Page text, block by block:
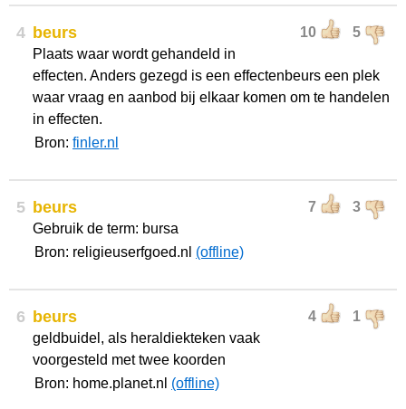
4 10 5
beurs
Plaats waar wordt gehandeld in
effecten. Anders gezegd is een effectenbeurs een plek
waar vraag en aanbod bij elkaar komen om te handelen
in effecten.
Bron: finler.nl
5 7 3
beurs
Gebruik de term: bursa
Bron: religieuserfgoed.nl (offline)
6 4 1
beurs
geldbuidel, als heraldiekteken vaak
voorgesteld met twee koorden
Bron: home.planet.nl (offline)